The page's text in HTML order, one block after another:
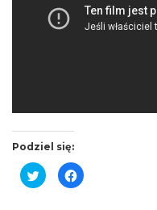
Podziel się:
Click
to
share
Click
to